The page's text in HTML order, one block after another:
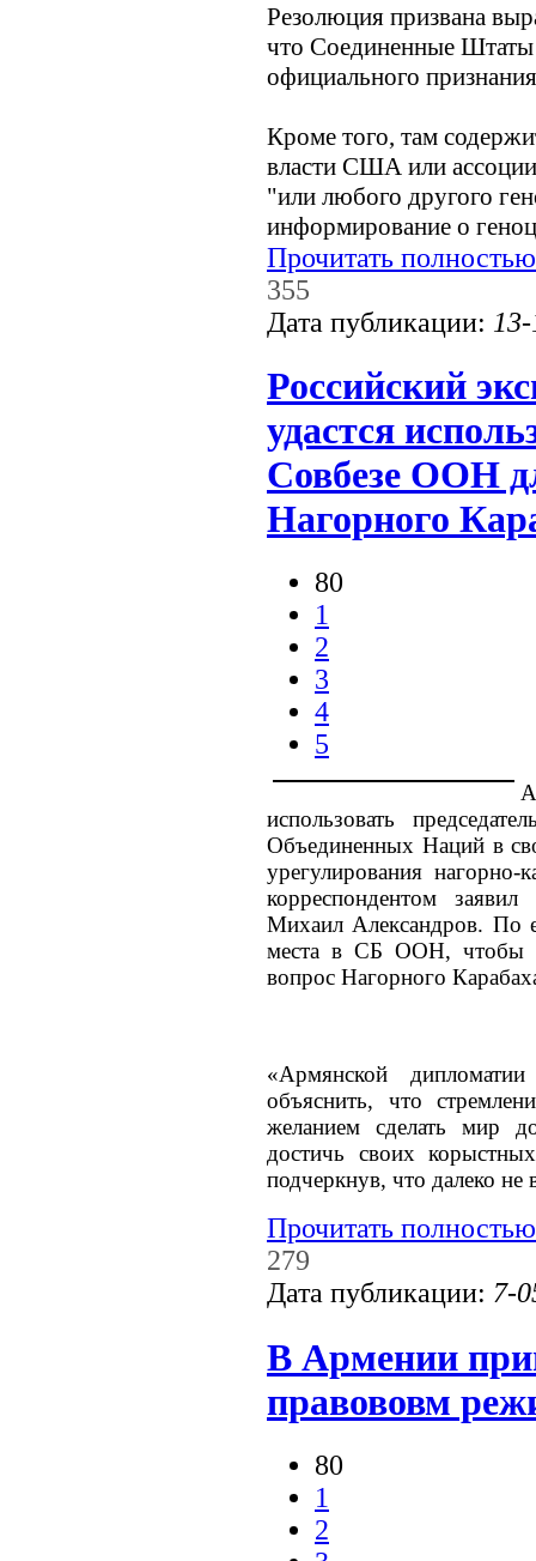
Резолюция призвана
что Соединенные
официального
Кроме того, там
власти США или
"или любого другого
информирование о
Прочитать полностью
355
Дата публикации:
Российский
удастся
Совбезе ООН
Нагорного
80
1
2
3
4
5
использовать
Объединенных Наций в
урегулирования
корреспондентом
Михаил Александров. По
места в СБ ООН, чтобы
вопрос Нагорного
«Армянской
объяснить, что
желанием сделать мир
достичь своих
подчеркнув, что далеко не
Прочитать полностью
279
Дата публикации: 7-
В Армении
правововм
80
1
2